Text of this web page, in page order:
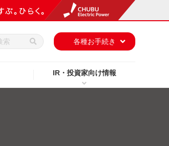
IR・投資家向け情報
各種お手続き